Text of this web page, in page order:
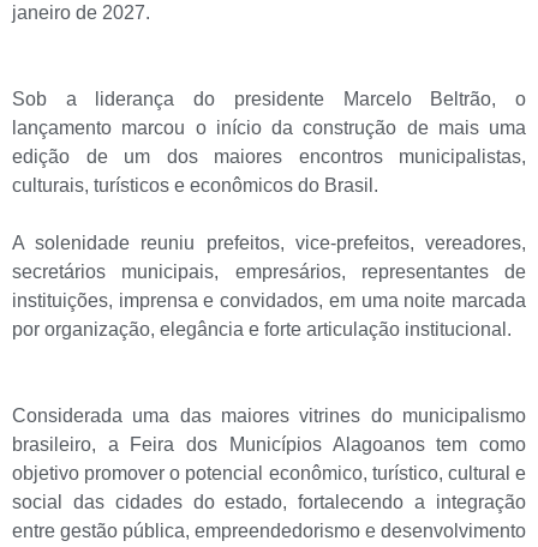
janeiro de 2027.
Sob a liderança do presidente Marcelo Beltrão, o
lançamento marcou o início da construção de mais uma
edição de um dos maiores encontros municipalistas,
culturais, turísticos e econômicos do Brasil.
A solenidade reuniu prefeitos, vice-prefeitos, vereadores,
secretários municipais, empresários, representantes de
instituições, imprensa e convidados, em uma noite marcada
por organização, elegância e forte articulação institucional.
Considerada uma das maiores vitrines do municipalismo
brasileiro, a Feira dos Municípios Alagoanos tem como
objetivo promover o potencial econômico, turístico, cultural e
social das cidades do estado, fortalecendo a integração
entre gestão pública, empreendedorismo e desenvolvimento